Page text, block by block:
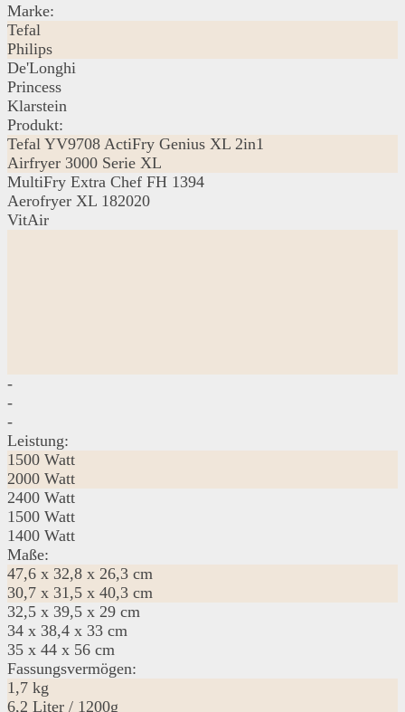
Marke:
Tefal
Philips
De'Longhi
Princess
Klarstein
Produkt:
Tefal YV9708 ActiFry Genius XL 2in1
Airfryer 3000 Serie XL
MultiFry Extra Chef FH 1394
Aerofryer XL 182020
VitAir
-
-
-
Leistung:
1500 Watt
2000 Watt
2400 Watt
1500 Watt
1400 Watt
Maße:
47,6 x 32,8 x 26,3 cm
30,7 x 31,5 x 40,3 cm
32,5 x 39,5 x 29 cm
34 x 38,4 x 33 cm
35 x 44 x 56 cm
Fassungsvermögen:
1,7 kg
6,2 Liter / 1200g